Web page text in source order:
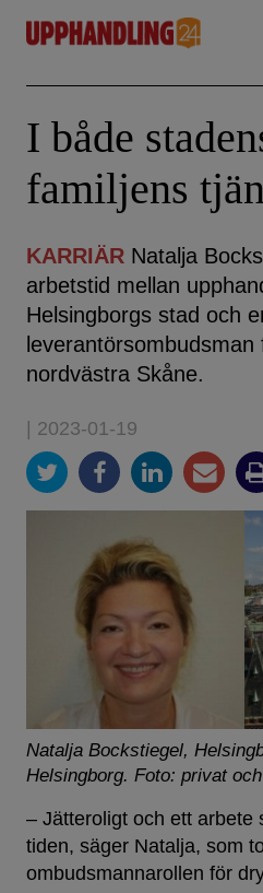
content
I både
familjens
KARRIÄR Natalja
arbetstid mellan
Helsingborgs stad och
nordvästra Skåne.
| 2023-01-19
Natalja Bockstiegel,
Helsingborg. Foto: privat
– Jätteroligt och ett arbete
tiden, säger Natalja, som
ombudsmannarollen för